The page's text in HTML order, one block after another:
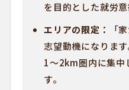
を目的とした就労意
エリアの限定：
「
志望動機になりま
1〜2km圏内に集中
す。